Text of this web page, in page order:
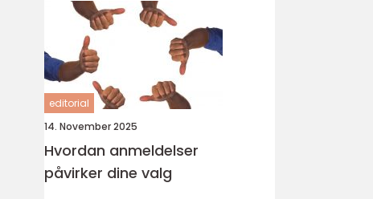
editorial
14. November 2025
Hvordan anmeldelser
påvirker dine valg